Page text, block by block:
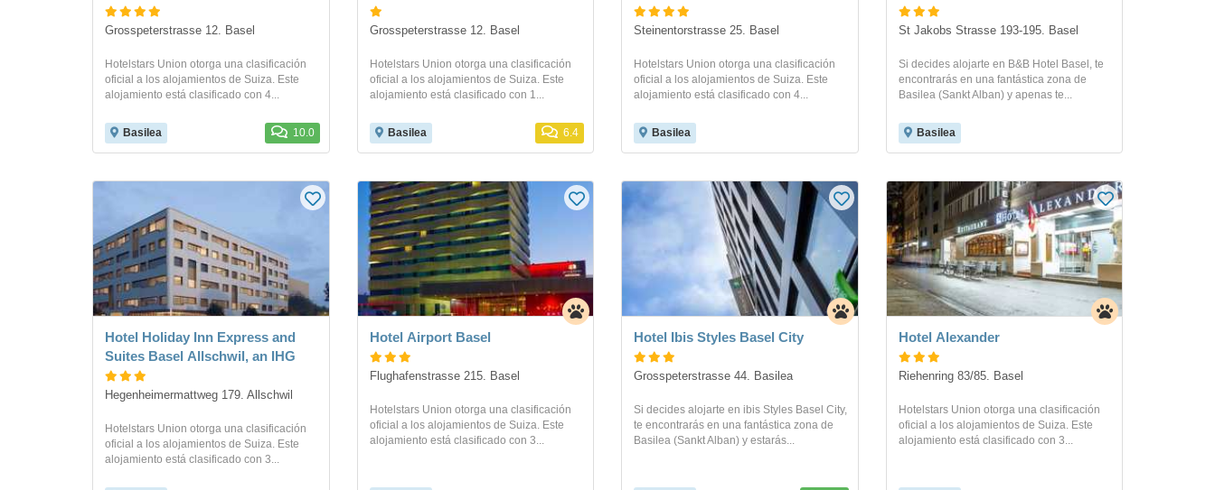
Grosspeterstrasse 12. Basel
Hotelstars Union otorga una clasificación
oficial a los alojamientos de Suiza. Este
alojamiento está clasificado con 4...
Basilea 10.0
Grosspeterstrasse 12. Basel
Hotelstars Union otorga una clasificación
oficial a los alojamientos de Suiza. Este
alojamiento está clasificado con 1...
Basilea 6.4
Steinentorstrasse 25. Basel
Hotelstars Union otorga una clasificación
oficial a los alojamientos de Suiza. Este
alojamiento está clasificado con 4...
Basilea
St Jakobs Strasse 193-195. Basel
Si decides alojarte en B&B Hotel Basel, te
encontrarás en una fantástica zona de
Basilea (Sankt Alban) y apenas te...
Basilea
Hotel Holiday Inn Express and
Suites Basel Allschwil, an IHG
Hegenheimermattweg 179. Allschwil
Hotelstars Union otorga una clasificación
oficial a los alojamientos de Suiza. Este
alojamiento está clasificado con 3...
Hotel Airport Basel
Flughafenstrasse 215. Basel
Hotelstars Union otorga una clasificación
oficial a los alojamientos de Suiza. Este
alojamiento está clasificado con 3...
Hotel Ibis Styles Basel City
Grosspeterstrasse 44. Basilea
Si decides alojarte en ibis Styles Basel City,
te encontrarás en una fantástica zona de
Basilea (Sankt Alban) y estarás...
Hotel Alexander
Riehenring 83/85. Basel
Hotelstars Union otorga una clasificación
oficial a los alojamientos de Suiza. Este
alojamiento está clasificado con 3...